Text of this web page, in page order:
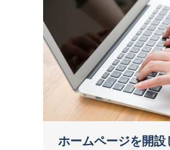
ホームページを開設